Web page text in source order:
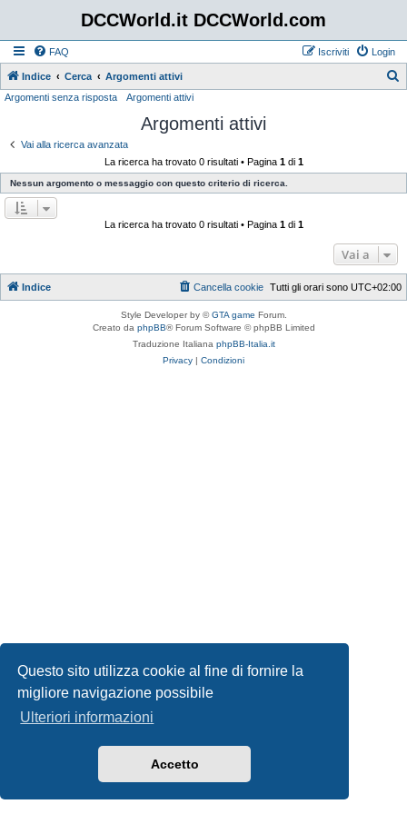
Questo sito utilizza cookie al fine di fornire la
migliore navigazione possibile
Ulteriori informazioni
Accetto
DCCWorld.it DCCWorld.com
FAQ Login
Iscriviti
Indice Cerca Argomenti attivi
Argomenti senza risposta Argomenti attivi
Argomenti attivi
Vai alla ricerca avanzata
La ricerca ha trovato 0 risultati • Pagina 1di 1
Nessun argomento o messaggio con questo criterio di ricerca.
La ricerca ha trovato 0 risultati • Pagina 1di 1
Vai a
Indice Tutti gli orari sono UTC+02:00
Cancella cookie
Style Developer by ©GTA game Forum.
Creato da phpBB® Forum Software © phpBB Limited
Traduzione Italiana phpBB-Italia.it
Privacy | Condizioni